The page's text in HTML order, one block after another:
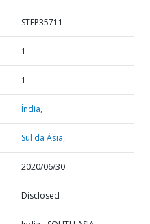
STEP35711
1
1
Índia,
Sul da Ásia,
2020/06/30
Disclosed